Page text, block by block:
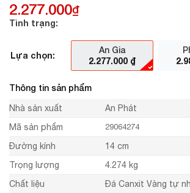
2.277.000₫
Tình trạng:
Lựa chọn:
An Gia
2.277.000 ₫
Thông tin sản phẩm
Nhà sản xuất
An Phát
Mã sản phẩm
29064274
Đường kính
14 cm
Trọng lượng
4.274 kg
Chất liệu
Đá Canxit Vàng tự